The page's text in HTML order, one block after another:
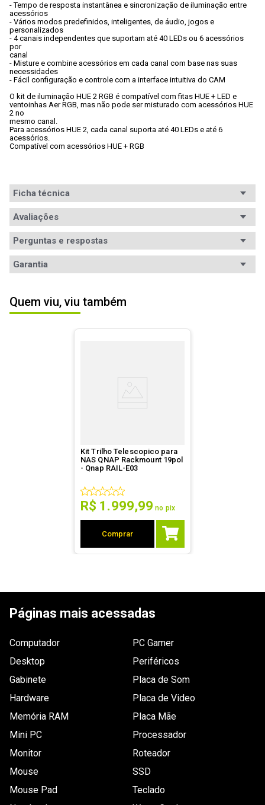
- Tempo de resposta instantânea e sincronização de iluminação entre
acessórios
- Vários modos predefinidos, inteligentes, de áudio, jogos e
personalizados
- 4 canais independentes que suportam até 40 LEDs ou 6 acessórios
por
canal
- Misture e combine acessórios em cada canal com base nas suas
necessidades
- Fácil configuração e controle com a interface intuitiva do CAM
O kit de iluminação HUE 2 RGB é compatível com fitas HUE + LED e
ventoinhas Aer RGB, mas não pode ser misturado com acessórios HUE
2 no
mesmo canal.
Para acessórios HUE 2, cada canal suporta até 40 LEDs e até 6
acessórios.
Compatível com acessórios HUE + RGB
Ficha técnica
Avaliações
Avaliações
ESCREVER AVALIAÇÃO
Perguntas e respostas
Garantia
Informações A garantia deste produto é exercida com a WAZ
em meses na nota fiscal. Contato
Quem viu, viu também
Kit Trilho Telescopico para
NAS QNAP Rackmount 19pol
- Qnap RAIL-E03
R$ 1 .999,99 no pix
Comprar
Páginas mais acessadas
Computador
Desktop
Gabinete
Hardware
Memória RAM
Mini PC
Monitor
Mouse
Mouse Pad
PC Gamer
Periféricos
Placa de Som
Placa de Video
Placa Mãe
Processador
Roteador
SSD
Teclado